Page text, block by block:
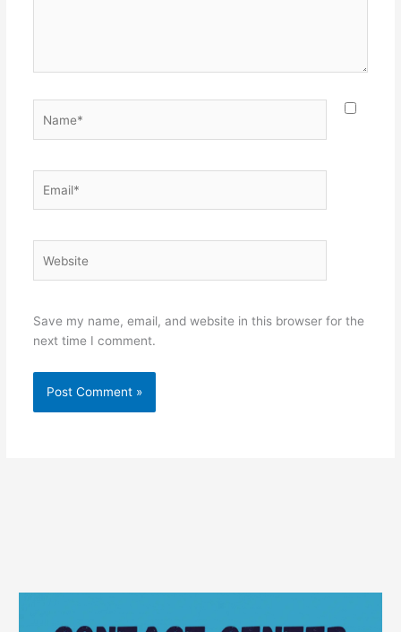
Save my name, email, and website in this browser for the
next time I comment.